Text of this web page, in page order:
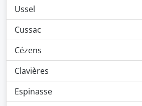
Ussel
Cussac
Cézens
Clavières
Espinasse